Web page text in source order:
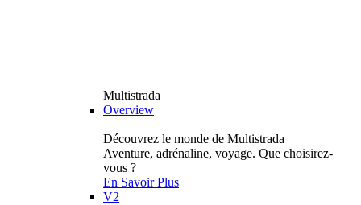
Multistrada
Overview
Découvrez le monde de Multistrada
Aventure, adrénaline, voyage. Que choisirez-
vous ?
En Savoir Plus
V2